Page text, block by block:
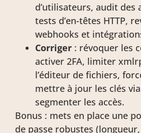
d’utilisateurs, audit des
tests d’en-têtes HTTP,
webhooks et
Corriger : révoquer les
activer 2FA, limiter
l’éditeur de fichiers,
mettre à jour les clés
segmenter les accès.
Bonus : mets en place une
de passe robustes